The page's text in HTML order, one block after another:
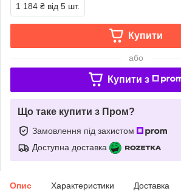
1 184 ₴ від 5 шт.
Купити
або
Купити з
Що таке купити з Пром?
Замовлення під захистом
Доступна доставка
Опис Характеристики Доставка